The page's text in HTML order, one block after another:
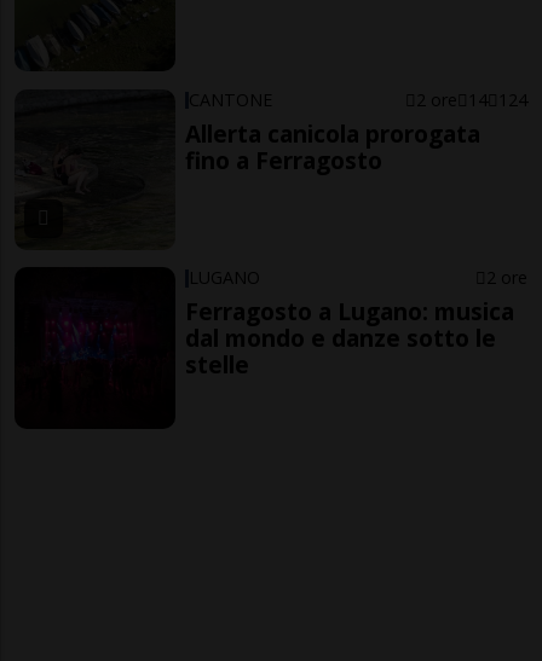
CANTONE 2 ore 14 124
Allerta canicola prorogata
fino a Ferragosto
LUGANO 2 ore
Ferragosto a Lugano: musica
dal mondo e danze sotto le
stelle